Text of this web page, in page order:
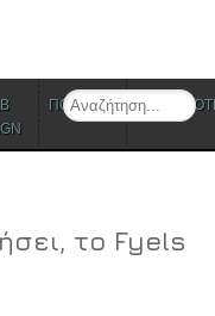
Search
ΠΟΛΙΤΙΣΜΟΣ
το Fyels